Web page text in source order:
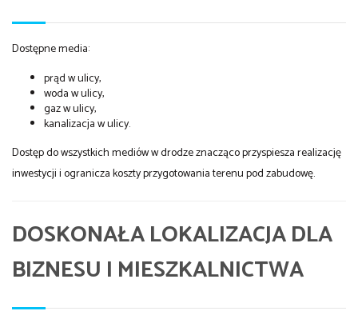
Dostępne media:
prąd w ulicy,
woda w ulicy,
gaz w ulicy,
kanalizacja w ulicy.
Dostęp do wszystkich mediów w drodze znacząco przyspiesza realizację
inwestycji i ogranicza koszty przygotowania terenu pod zabudowę.
DOSKONAŁA LOKALIZACJA DLA
BIZNESU I MIESZKALNICTWA